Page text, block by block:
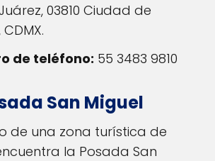
03810 Ciudad de
de teléfono: 55 3483 9810
San Miguel
de una zona turística de
la Posada San